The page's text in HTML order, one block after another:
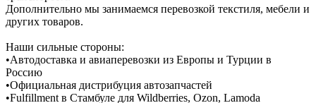
Дополнительно мы занимаемся перевозкой текстиля, мебели и
других товаров.
Наши сильные стороны:
•Автодоставка и авиаперевозки из Европы и Турции в
Россию
•Официальная дистрибуция автозапчастей
•Fulfillment в Стамбуле для Wildberries, Ozon, Lamoda